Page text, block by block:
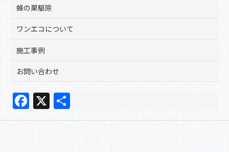
蜂の巣駆除
ワンエコについて
施工事例
お問い合わせ
F
a
X
有